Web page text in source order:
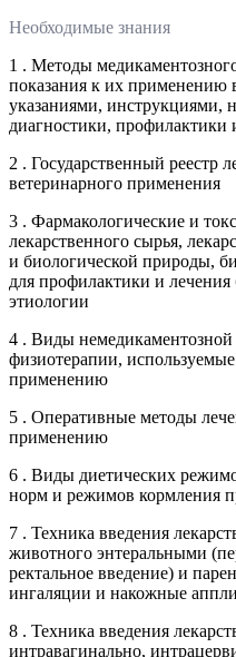
Необходимые знания
1 . Методы
показания к их применению
указаниями, инструкциями,
диагностики,
2 . Государственный реестр
ветеринарного применения
3 . Фармакологические и
лекарственного сырья,
и биологической природы,
для профилактики и
этиологии
4 . Виды немедикаментозной
физиотерапии,
применению
5 . Оперативные методы
применению
6 . Виды диетических
норм и режимов кормления
7 . Техника введения
животного энтеральными
ректальное введение) и
ингаляции и накожные
8 . Техника введения
интравагинально,